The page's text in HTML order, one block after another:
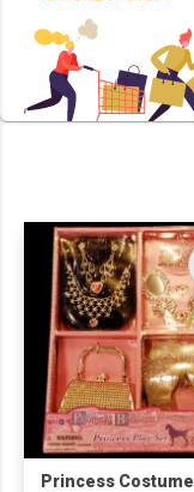
Princess Costume